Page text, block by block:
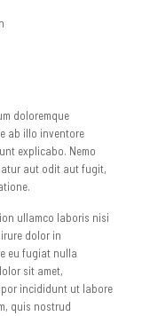
doloremque
ab illo inventore
explicabo. Nemo
aut odit aut fugit,
ullamco laboris nisi
dolor in
eu fugiat nulla
sit amet,
incididunt ut labore
quis nostrud